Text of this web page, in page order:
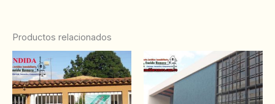
Productos relacionados